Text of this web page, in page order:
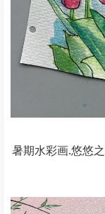
暑期水彩画.悠悠